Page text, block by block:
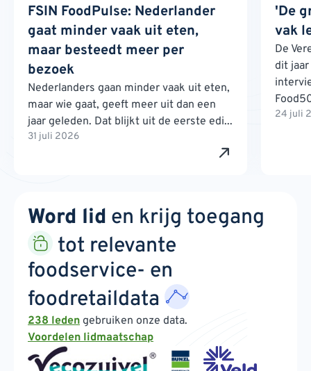
FSIN FoodPulse: Nederlander
gaat minder vaak uit eten,
maar besteedt meer per
bezoek
Nederlanders gaan minder vaak uit eten,
maar wie gaat, geeft meer uit dan een
jaar geleden. Dat blijkt uit de eerste edi...
31 juli 2026
'De
vak
De
dit
24 juli
Word lid en krijg toegang
tot relevante
foodservice- en
foodretaildata
238 leden gebruiken onze data.
Voordelen lidmaatschap